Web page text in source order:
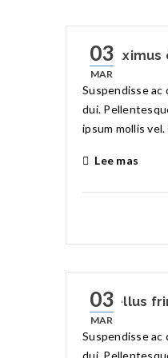
03
MAR
Ut
Suspendisse
dui.
ipsum mollis
Lee mas
03
MAR
Phasellus
Suspendisse
dui.